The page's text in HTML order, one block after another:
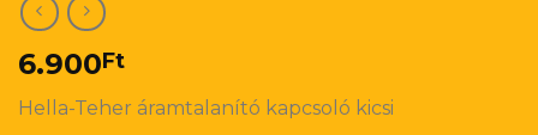
6.900Ft
Hella-Teher áramtalanító kapcsoló kicsi